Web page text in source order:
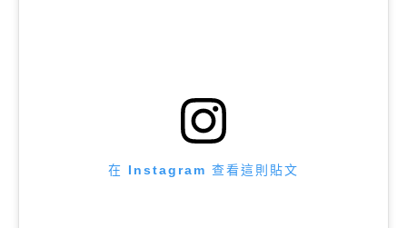
在 Instagram 查看這則貼文